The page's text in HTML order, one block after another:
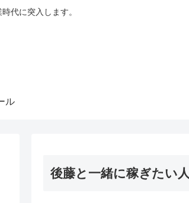
代に突入します。
ル
後藤と一緒に稼ぎたい人